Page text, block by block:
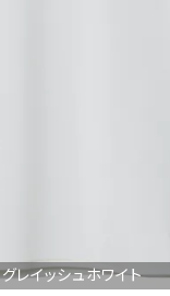
グレイッシュホワイト